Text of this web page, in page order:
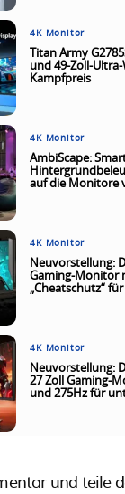
4K Monitor
Titan Army
und 49-Zoll-
Kampfpreis
4K Monitor
AmbiScape:
auf die Monitore
4K Monitor
Neuvorstellung:
Gaming-Monitor
„Cheatschutz“
4K Monitor
Neuvorstellung:
27 Zoll Gaming-
und 275Hz für
und teile